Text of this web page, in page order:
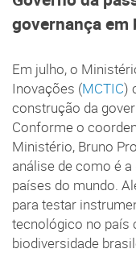
governança
Em julho, o
Inovações (MCTIC)
construção da
Conforme o
Ministério, Bruno
análise de como é
países do mundo.
para testar
tecnológico no país
biodiversidade